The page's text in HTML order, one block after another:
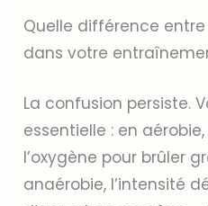
Quelle différence
dans votre
La confusion persiste.
essentielle : en
l’oxygène pour brûler
anaérobie, l’intensité